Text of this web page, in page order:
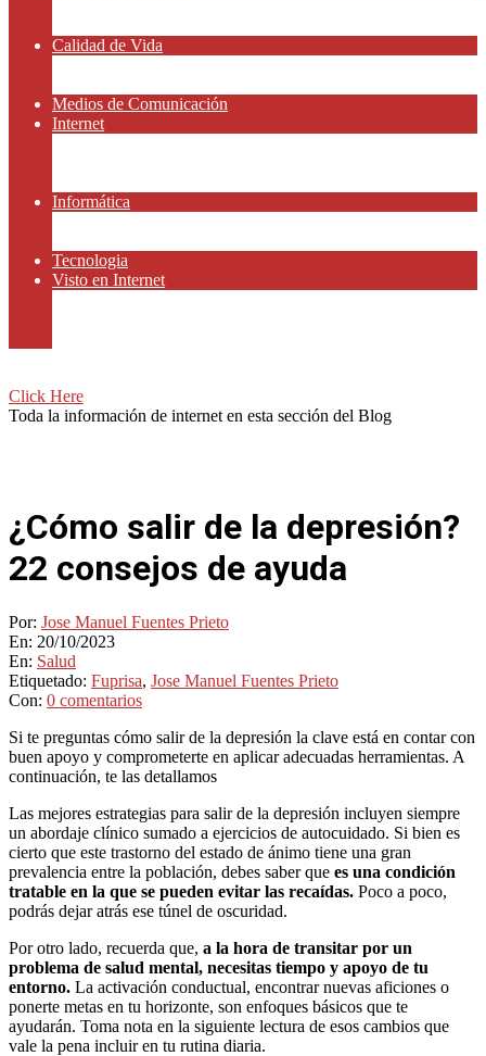
Calidad de Vida
Medios de Comunicación
Internet
Informática
Tecnologia
Visto en Internet
Click Here
Toda la información de internet en esta sección del Blog
¿Cómo salir de la depresión?
22 consejos de ayuda
Por: Jose Manuel Fuentes Prieto
En: 20/10/2023
En: Salud
Etiquetado: Fuprisa, Jose Manuel Fuentes Prieto
Con: 0 comentarios
Si te preguntas cómo salir de la depresión la clave está en contar con
buen apoyo y comprometerte en aplicar adecuadas herramientas. A
continuación, te las detallamos
Las mejores estrategias para salir de la depresión incluyen siempre
un abordaje clínico sumado a ejercicios de autocuidado. Si bien es
cierto que este trastorno del estado de ánimo tiene una gran
prevalencia entre la población, debes saber que es una condición
tratable en la que se pueden evitar las recaídas. Poco a poco,
podrás dejar atrás ese túnel de oscuridad.
Por otro lado, recuerda que, a la hora de transitar por un
problema de salud mental, necesitas tiempo y apoyo de tu
entorno. La activación conductual, encontrar nuevas aficiones o
ponerte metas en tu horizonte, son enfoques básicos que te
ayudarán. Toma nota en la siguiente lectura de esos cambios que
vale la pena incluir en tu rutina diaria.